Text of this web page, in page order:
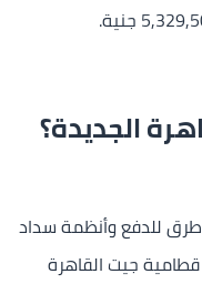
الجديدة؟
وضعت شركة معمار المرشدي للاستثمار والتطوير العقاري Memaar Al Morshedy طرق للدفع وأنظمة سداد
جيت القاهرة